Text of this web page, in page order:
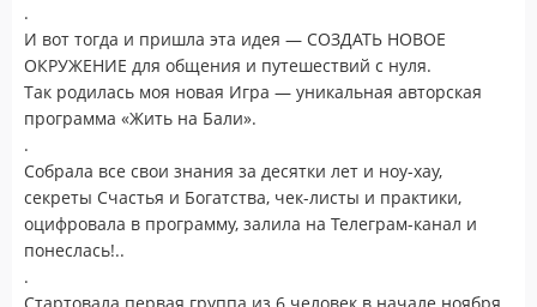
.
И вот тогда и пришла эта идея — СОЗДАТЬ НОВОЕ
ОКРУЖЕНИЕ для общения и путешествий с нуля.
Так родилась моя новая Игра — уникальная авторская
программа «Жить на Бали».
.
Собрала все свои знания за десятки лет и ноу-хау,
секреты Счастья и Богатства, чек-листы и практики,
оцифровала в программу, залила на Телеграм-канал и
понеслась!..
.